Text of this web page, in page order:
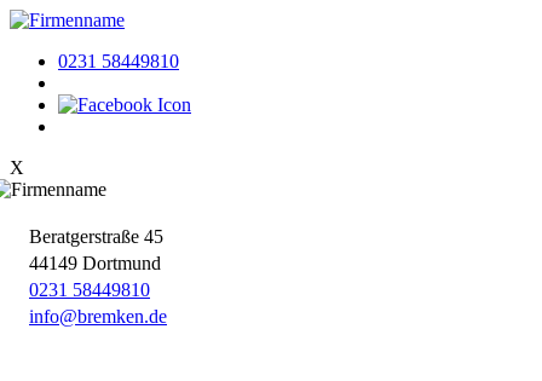
0231 58449810
X
Beratgerstraße 45
44149 Dortmund
0231 58449810
info@bremken.de